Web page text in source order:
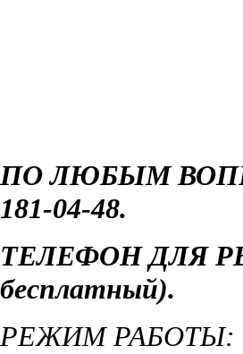
ПО ЛЮБЫМ
181-04-48.
ТЕЛЕФОН ДЛЯ
бесплатный).
РЕЖИМ РАБОТЫ: